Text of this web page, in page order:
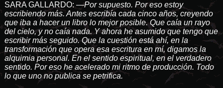
SARA GALLARDO: —Por supuesto. Por eso estoy
escribiendo más. Antes escribía cada cinco años, creyendo
que iba a hacer un libro lo mejor posible. Que caía un rayo
del cielo, y no caía nada. Y ahora he asumido que tengo que
escribir más seguido. Que la cuestión está ahí, en la
transformación que opera esa escritura en mí, digamos la
alquimia personal. En el sentido espiritual, en el verdadero
sentido. Por eso he acelerado mi ritmo de producción. Todo
lo que uno no publica se petrifica.